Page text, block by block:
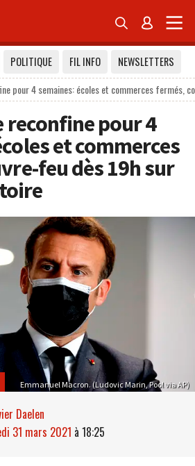
 
POLITIQUE FIL INFO
NEWSLETTERS
pour 4 semaines: écoles et commerces fermés,
reconfine pour 4
et commerces
feu dès 19h sur
Emmanuel Macron. (Ludovic Marin, Pool via AP)
Daelen
31 mars 2021 à 18:25